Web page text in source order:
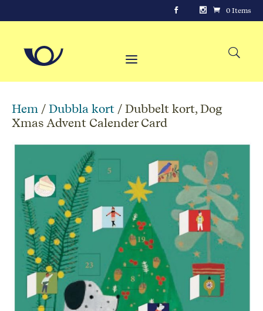
0 Items
Hem / Dubbla kort / Dubbelt kort, Dog
Xmas Advent Calender Card